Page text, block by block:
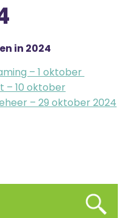
in 2024
– 1 oktober
– 10 oktober
– 29 oktober 2024